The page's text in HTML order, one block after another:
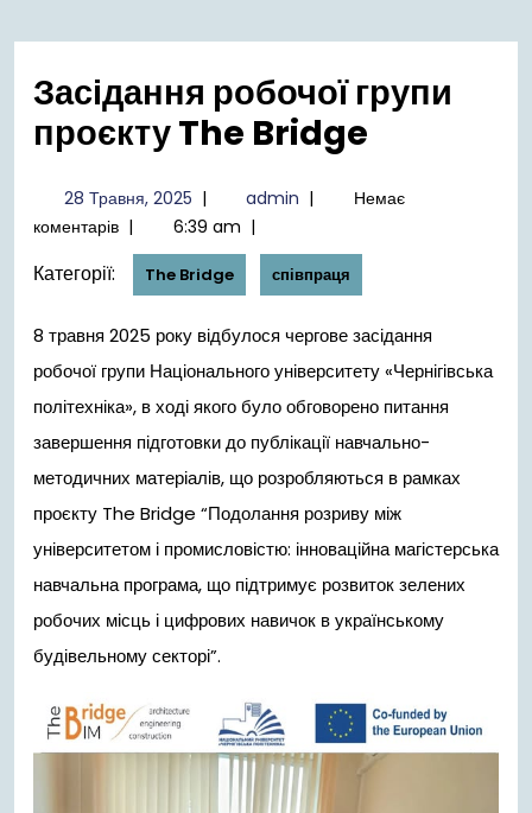
меню
Засідання робочої групи
проєкту The Bridge
28 Травня, 202528
Травня,
| admin admin
|
Немає
коментарів | 6:39 am |
Категорії: The Bridge співпраця
8 травня 2025 року відбулося чергове засідання
робочої групи Національного університету «Чернігівська
політехніка», в ході якого було обговорено питання
завершення підготовки до публікації навчально-
методичних матеріалів, що розробляються в рамках
проєкту The Bridge “Подолання розриву між
університетом і промисловістю: інноваційна магістерська
навчальна програма, що підтримує розвиток зелених
робочих місць і цифрових навичок в українському
будівельному секторі”.